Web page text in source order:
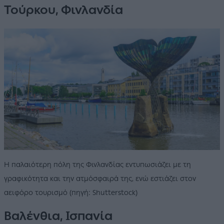
Τούρκου, Φινλανδία
H παλαιότερη πόλη της Φινλανδίας εντυπωσιάζει με τη
γραφικότητα και την ατμόσφαιρά της, ενώ εστιάζει στον
αειφόρο τουρισμό (πηγή: Shutterstock)
Βαλένθια, Ισπανία